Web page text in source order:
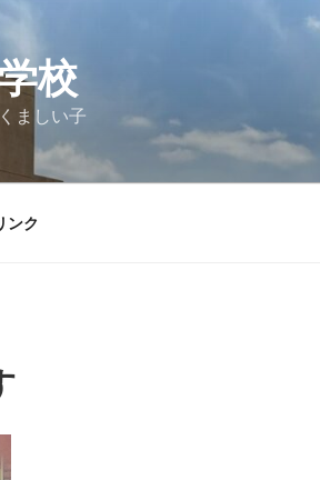
校
ましい子
ンク